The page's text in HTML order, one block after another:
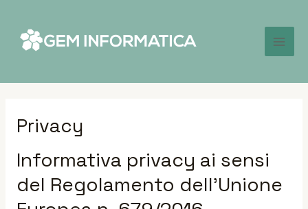
Privacy
Informativa privacy ai sensi
del Regolamento dell’Unione